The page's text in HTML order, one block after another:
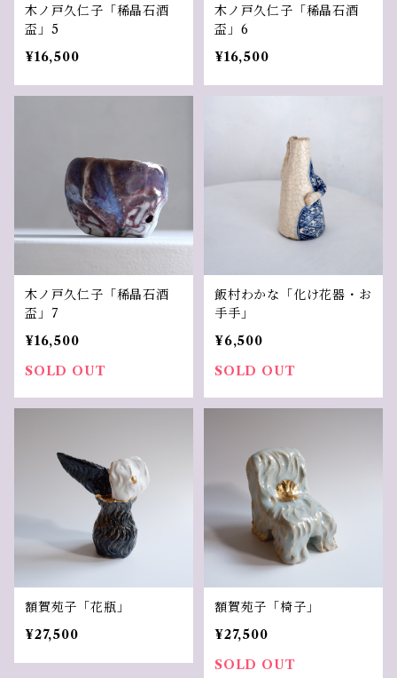
木ノ戸久仁子「稀晶石酒
盃」5
¥16,500
木ノ戸久仁子「稀晶石酒
盃」6
¥16,500
木ノ戸久仁子「稀晶石酒
盃」7
¥16,500
SOLD OUT
飯村わかな「化け花器・お
手手」
¥6,500
SOLD OUT
額賀苑子「花瓶」
¥27,500
額賀苑子「椅子」
¥27,500
SOLD OUT